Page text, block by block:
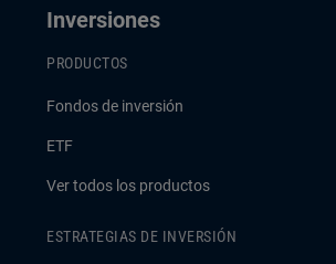
Inversiones
PRODUCTOS
Fondos de inversión
ETF
Ver todos los productos
ESTRATEGIAS DE INVERSIÓN